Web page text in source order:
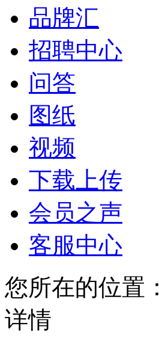
品牌汇
招聘中心
问答
图纸
视频
下载上传
会员之声
客服中心
您所在的位置：
详情